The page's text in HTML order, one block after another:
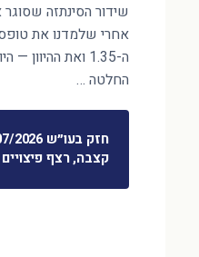
שידור הסינתזה שסוגר
ה-1.35 ואת
החלטה …
קצבה, רצף